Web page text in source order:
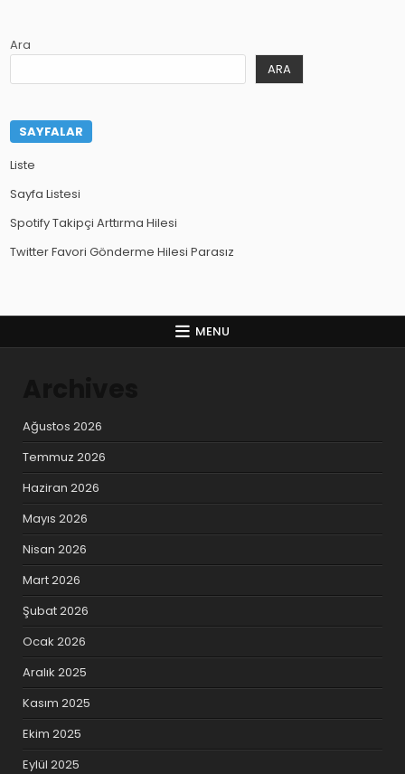
Ara
ARA
SAYFALAR
Liste
Sayfa Listesi
Spotify Takipçi Arttırma Hilesi
Twitter Favori Gönderme Hilesi Parasız
MENU
Ağustos 2026
Temmuz 2026
Haziran 2026
Mayıs 2026
Nisan 2026
Mart 2026
Şubat 2026
Ocak 2026
Aralık 2025
Kasım 2025
Ekim 2025
Eylül 2025